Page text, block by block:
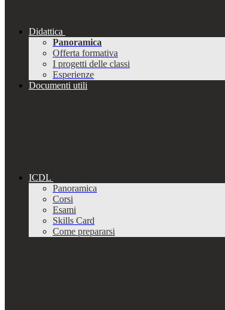
Didattica
Panoramica
Offerta formativa
I progetti delle classi
Esperienze
Documenti utili
ICDL
Panoramica
Corsi
Esami
Skills Card
Come prepararsi